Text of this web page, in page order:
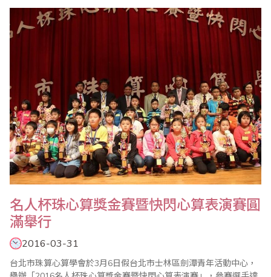
達舉辦的2場測試成效良好並獲得熱烈回響，因此今年特別擴大舉辦
珠心算測試，各地報名踴躍，SEMPOA SIP會長林建中特別邀請台
灣省商業..
名人杯珠心算獎金賽暨快閃心算表演賽圓
滿舉行
2016-03-31
台北市珠算心算學會於3月6日假台北市士林區劍潭青年活動中心，